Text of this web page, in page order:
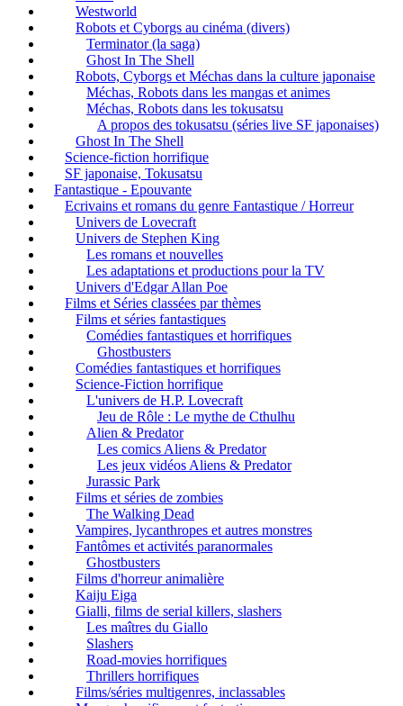
Westworld
Robots et Cyborgs au cinéma (divers)
Terminator (la saga)
Ghost In The Shell
Robots, Cyborgs et Méchas dans la culture japonaise
Méchas, Robots dans les mangas et animes
Méchas, Robots dans les tokusatsu
A propos des tokusatsu (séries live SF japonaises)
Ghost In The Shell
Science-fiction horrifique
SF japonaise, Tokusatsu
Fantastique - Epouvante
Ecrivains et romans du genre Fantastique / Horreur
Univers de Lovecraft
Univers de Stephen King
Les romans et nouvelles
Les adaptations et productions pour la TV
Univers d'Edgar Allan Poe
Films et Séries classées par thèmes
Films et séries fantastiques
Comédies fantastiques et horrifiques
Ghostbusters
Comédies fantastiques et horrifiques
Science-Fiction horrifique
L'univers de H.P. Lovecraft
Jeu de Rôle : Le mythe de Cthulhu
Alien & Predator
Les comics Aliens & Predator
Les jeux vidéos Aliens & Predator
Jurassic Park
Films et séries de zombies
The Walking Dead
Vampires, lycanthropes et autres monstres
Fantômes et activités paranormales
Ghostbusters
Films d'horreur animalière
Kaiju Eiga
Gialli, films de serial killers, slashers
Les maîtres du Giallo
Slashers
Road-movies horrifiques
Thrillers horrifiques
Films/séries multigenres, inclassables